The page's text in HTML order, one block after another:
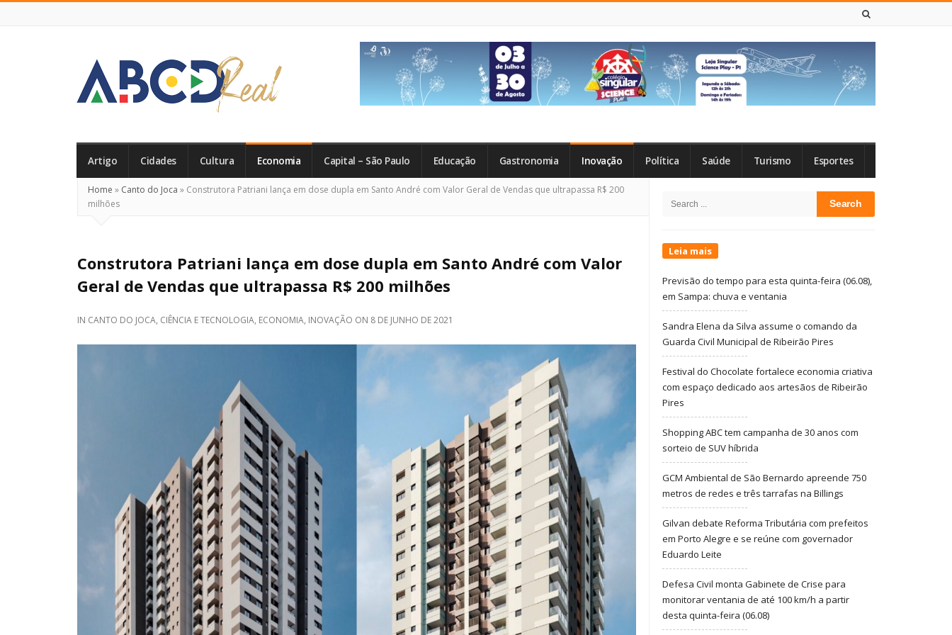
Real
Artigo Cidades Cultura Economia Capital – São Paulo Educação Gastronomia Inovação Política Saúde Turismo Esportes
Home » Canto do Joca » Construtora Patriani lança em dose dupla em Santo André com Valor Geral de Vendas que ultrapassa R$ 200
milhões
Construtora Patriani lança em dose dupla em Santo André com Valor
Geral de Vendas que ultrapassa R$ 200 milhões
IN CANTO DO JOCA, CIÊNCIA E TECNOLOGIA, ECONOMIA, INOVAÇÃO ON 8 DE JUNHO DE 2021
Sidebar
Search
Leia mais
Previsão do tempo para esta quinta-feira (06.08),
em Sampa: chuva e ventania
Sandra Elena da Silva assume o comando da
Guarda Civil Municipal de Ribeirão Pires
Festival do Chocolate fortalece economia criativa
com espaço dedicado aos artesãos de Ribeirão
Pires
Shopping ABC tem campanha de 30 anos com
sorteio de SUV híbrida
GCM Ambiental de São Bernardo apreende 750
metros de redes e três tarrafas na Billings
Gilvan debate Reforma Tributária com prefeitos
em Porto Alegre e se reúne com governador
Eduardo Leite
Defesa Civil monta Gabinete de Crise para
monitorar ventania de até 100 km/h a partir
desta quinta-feira (06.08)